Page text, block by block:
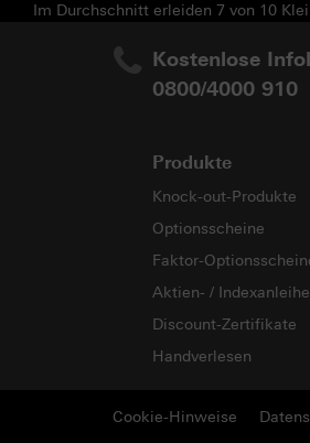
Im Durchschnitt erleiden 7 von 10
Kostenlose
0800/4000 910
Produkte
Knock-out-Produkte
Optionsscheine
Faktor-
Aktien- /
Discount-Zertifikate
Handverlesen
Cookie-Hinweise